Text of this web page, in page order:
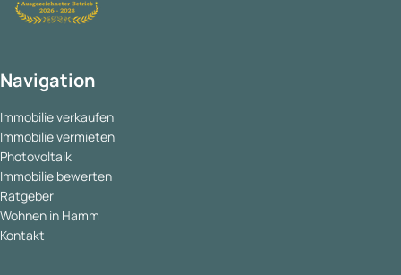
Navigation
Immobilie verkaufen
Immobilie vermieten
Photovoltaik
Immobilie bewerten
Ratgeber
Wohnen in Hamm
Kontakt